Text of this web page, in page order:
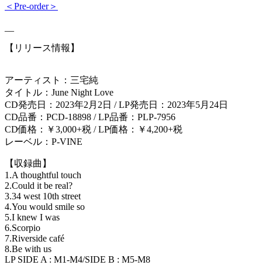
＜Pre-order＞
【リリース情報】
アーティスト：三宅純
タイトル：June Night Love
CD発売日：2023年2月2日 / LP発売日：2023年5月24日
CD品番：PCD-18898 / LP品番：PLP-7956
CD価格：￥3,000+税 / LP価格：￥4,200+税
レーベル：P-VINE
【収録曲】
1.A thoughtful touch
2.Could it be real?
3.34 west 10th street
4.You would smile so
5.I knew I was
6.Scorpio
7.Riverside café
8.Be with us
LP SIDE A : M1-M4/SIDE B : M5-M8